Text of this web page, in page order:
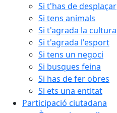
Si t'has de desplaçar
Si tens animals
Si t'agrada la cultura
Si t'agrada l'esport
Si tens un negoci
Si busques feina
Si has de fer obres
Si ets una entitat
Participació ciutadana